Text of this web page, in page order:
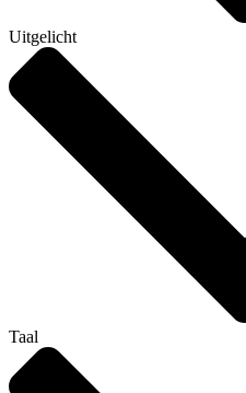
Uitgelicht
Taal